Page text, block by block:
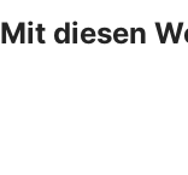
Mit diesen